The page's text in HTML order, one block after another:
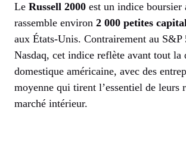
Le Russell 2000 est un indice boursier
rassemble environ 2 000 petites
aux États-Unis. Contrairement au S&P
Nasdaq, cet indice reflète avant tout la
domestique américaine, avec des
moyenne qui tirent l’essentiel de leurs
marché intérieur.